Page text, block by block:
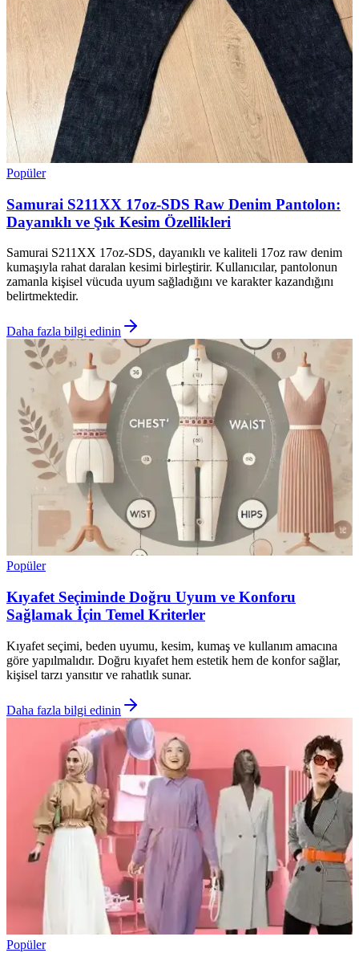
Popüler
Samurai S211XX 17oz-SDS Raw Denim Pantolon:
Dayanıklı ve Şık Kesim Özellikleri
Samurai S211XX 17oz-SDS, dayanıklı ve kaliteli 17oz raw denim
kumaşıyla rahat daralan kesimi birleştirir. Kullanıcılar, pantolonun
zamanla kişisel vücuda uyum sağladığını ve karakter kazandığını
belirtmektedir.
Daha fazla bilgi edinin
Popüler
Kıyafet Seçiminde Doğru Uyum ve Konforu
Sağlamak İçin Temel Kriterler
Kıyafet seçimi, beden uyumu, kesim, kumaş ve kullanım amacına
göre yapılmalıdır. Doğru kıyafet hem estetik hem de konfor sağlar,
kişisel tarzı yansıtır ve rahatlık sunar.
Daha fazla bilgi edinin
Popüler